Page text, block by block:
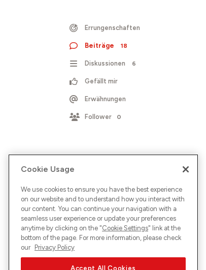
Errungenschaften
Beiträge 18
Diskussionen 6
Gefällt mir
Erwähnungen
Follower 0
Cookie Usage
We use cookies to ensure you have the best experience
on our website and to understand how you interact with
our content. You can continue your navigation with a
seamless user experience or update your preferences
anytime by clicking on the "Cookie Settings" link at the
bottom of the page. For more information, please check
our Privacy Policy
Accept All Cookies